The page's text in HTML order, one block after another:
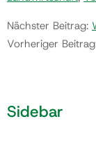
Nächster Beitrag:
Vorheriger
Sidebar